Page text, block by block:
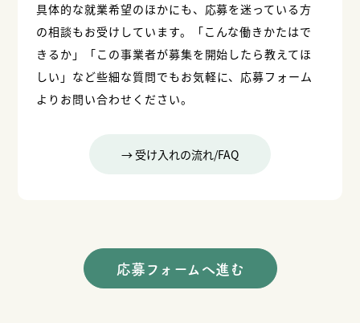
具体的な就業希望のほかにも、応募を迷っている方
の相談もお受けしています。
「こんな働きかたはで
きるか」「この事業者が募集を開始したら教えてほ
しい」など些細な質問でもお気軽に、応募フォーム
よりお問い合わせください。
→ 受け入れの流れ/FAQ
応募フォームへ進む